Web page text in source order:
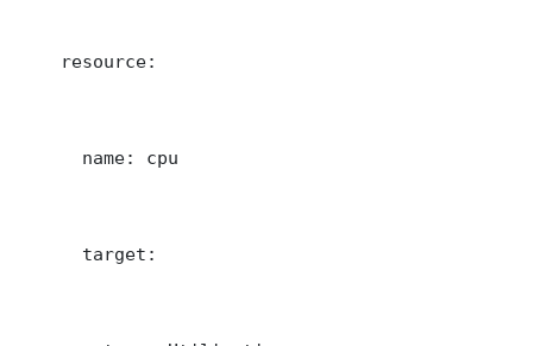
    resource:
      name: cpu
      target: